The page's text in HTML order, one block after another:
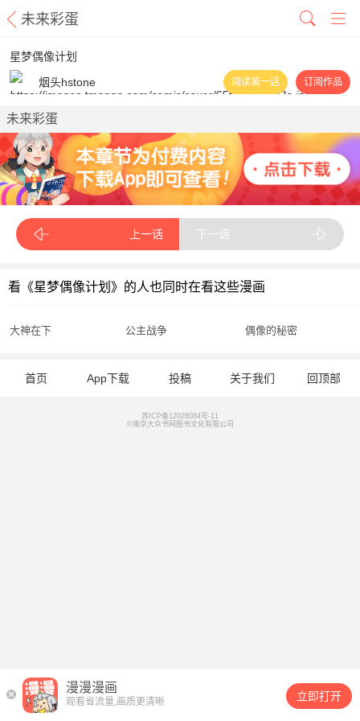
未来彩蛋
星梦偶像计划
烟头hstone
阅读第一话 订阅作品
未来彩蛋
上一话 下一话
看《星梦偶像计划》的人也同时在看这些漫画
大神在下 公主战争 偶像的秘密
首页 App下载 投稿 关于我们 回顶部
苏ICP备12028084号-11
©南京大众书网图书文化有限公司
漫漫漫画
观看省流量,画质更清晰 立即打开